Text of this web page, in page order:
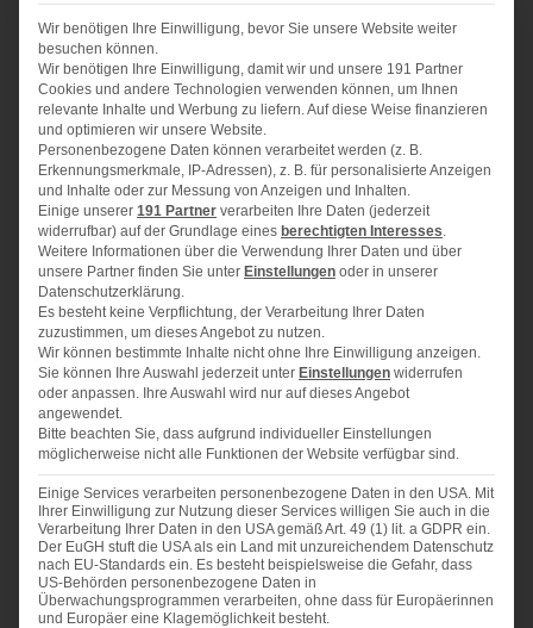
Backrahmen von ca. 34 x 25 cm
300 gMehl
Päckchen Backpulver
1/2TL Natron
Prise Salz
250 gweiche Butter
100 gZucker
Eier
250ml Buttermilch
TL Vanille-Extrakt
Abrieb einer Bio-Zitrone
100 g
Sprinkles/bunte Streusel
Frosting:
250 g weiche Butter
200 gPuderzucker
Wir benötigen Ihre Einwilligung, bevor Sie unsere Website weiter
besuchen können.
Wir benötigen Ihre Einwilligung, damit wir und unsere 191 Partner
Cookies und andere Technologien verwenden können, um Ihnen
relevante Inhalte und Werbung zu liefern. Auf diese Weise finanzieren
und optimieren wir unsere Website.
Personenbezogene Daten können verarbeitet werden (z. B.
Erkennungsmerkmale, IP-Adressen), z. B. für personalisierte Anzeigen
und Inhalte oder zur Messung von Anzeigen und Inhalten.
Einige unserer 191 Partner verarbeiten Ihre Daten (jederzeit
widerrufbar) auf der Grundlage eines berechtigten Interesses
Weitere Informationen über die Verwendung Ihrer Daten und über
unsere Partner finden Sie unter Einstellungen oder in unserer
Datenschutzerklärung.
Es besteht keine Verpflichtung, der Verarbeitung Ihrer Daten
zuzustimmen, um dieses Angebot zu nutzen.
Wir können bestimmte Inhalte nicht ohne Ihre Einwilligung anzeigen.
Sie können Ihre Auswahl jederzeit unter Einstellungen widerrufen
oder anpassen. Ihre Auswahl wird nur auf dieses Angebot
angewendet.
Bitte beachten Sie, dass aufgrund individueller Einstellungen
möglicherweise nicht alle Funktionen der Website verfügbar sind.
Einige Services verarbeiten personenbezogene Daten in den USA. Mit
Ihrer Einwilligung zur Nutzung dieser Services willigen Sie auch in die
Verarbeitung Ihrer Daten in den USA gemäß Art. 49 (1) lit. a GDPR ein.
Der EuGH stuft die USA als ein Land mit unzureichendem Datenschutz
nach EU-Standards ein. Es besteht beispielsweise die Gefahr, dass
US-Behörden personenbezogene Daten in
Überwachungsprogrammen verarbeiten, ohne dass für Europäerinnen
und Europäer eine Klagemöglichkeit besteht.